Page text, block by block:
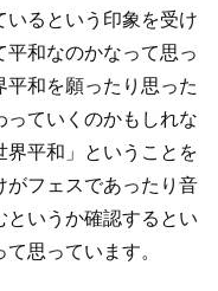
るという印象を受け
和なのかなって思っ
和を願ったり思った
ていくのかもしれな
平和」ということを
フェスであったり音
いうか確認するとい
思っています。